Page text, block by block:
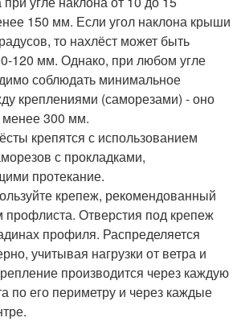
150 мм. Если угол наклона крыши
то нахлёст может быть
120 мм. Однако, при любом угле
соблюдать минимальное
креплениями (саморезами) - оно
300 мм.
крепятся с использованием
с прокладками,
протекание.
крепеж, рекомендованный
профлиста. Отверстия под крепеж
профиля. Распределяется
учитывая нагрузки от ветра и
производится через каждую
по его периметру и через каждые